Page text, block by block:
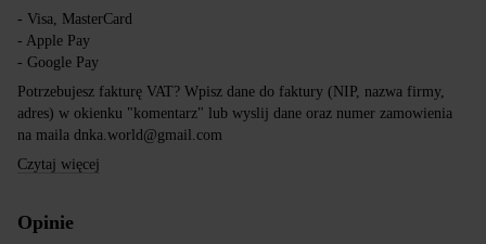
- Visa, MasterCard
- Apple Pay
- Google Pay
Potrzebujesz fakturę VAT? Wpisz dane do faktury (NIP, nazwa firmy,
adres) w okienku "komentarz" lub wyslij dane oraz numer zamowienia
na maila dnka.world@gmail.com
Czytaj więcej
Opinie